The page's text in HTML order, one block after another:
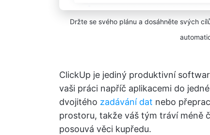
Držte se svého plánu a dosáhněte svých
ClickUp je jediný produktivní
vaši práci napříč aplikacemi do
dvojitého zadávání dat nebo
prostoru, takže váš tým tráví méně
posouvá věci kupředu.